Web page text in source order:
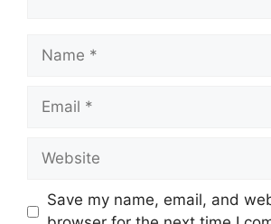
Name
Email
Website
Save my name, email, and